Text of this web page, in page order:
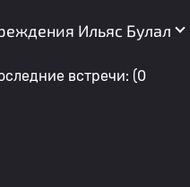
Ильяс Булал
встречи: (0